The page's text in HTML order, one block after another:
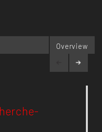
Overview